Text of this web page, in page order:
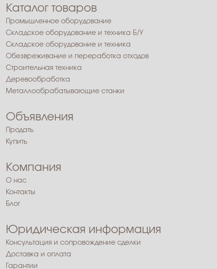
Каталог товаров
Промышленное оборудование
Складское оборудование и техника Б/У
Складское оборудование и техника
Обезвреживание и переработка отходов
Строительная техника
Деревообработка
Металлообрабатывающие станки
Объявления
Продать
Купить
Компания
О нас
Контакты
Блог
Юридическая информация
Консультация и сопровождение сделки
Доставка и оплата
Гарантии